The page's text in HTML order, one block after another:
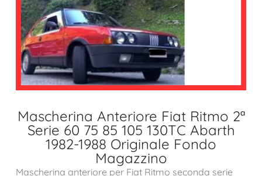
Mascherina Anteriore Fiat Ritmo 2ª
Serie 60 75 85 105 130TC Abarth
1982-1988 Originale Fondo
Magazzino
Mascherina anteriore per Fiat Ritmo seconda serie